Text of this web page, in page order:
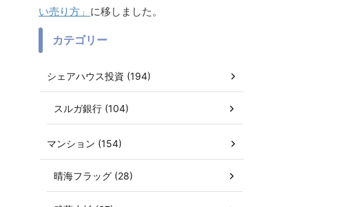
い売り方」 に移しました。
カテゴリー
シェアハウス投資 (194)
スルガ銀行 (104)
マンション (154)
晴海フラッグ (28)